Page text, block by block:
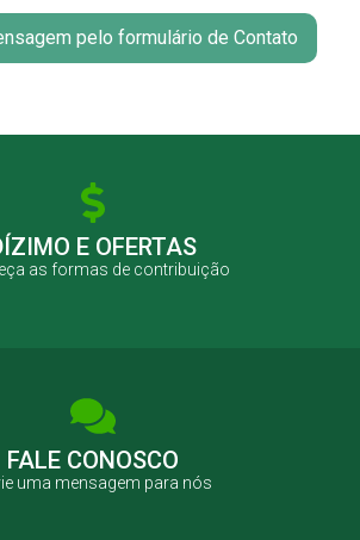
pelo formulário de Contato
E OFERTAS
as formas de contribuição
FALE CONOSCO
uma mensagem para nós